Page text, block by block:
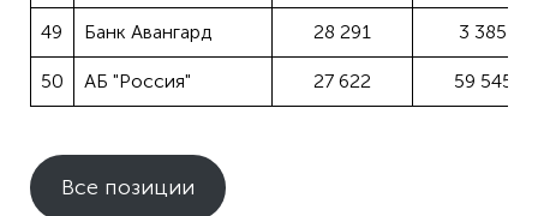
49 Банк Авангард 28 291 3 385
50 АБ "Россия" 27 622 59 545
Все позиции